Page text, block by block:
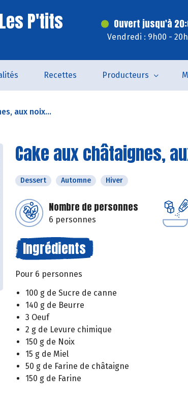
P'tits Ouvert jusqu'à
Vendredi : 9h00 -
Recettes Producteurs
aux noix...
Cake aux châtaignes,
Dessert Automne Hiver
Nombre de personnes
6 personnes
Ingrédients
Pour 6 personnes
100 g de Sucre de canne
140 g de Beurre
3 Oeuf
2 g de Levure chimique
150 g de Noix
15 g de Miel
50 g de Farine de châtaigne
150 g de Farine